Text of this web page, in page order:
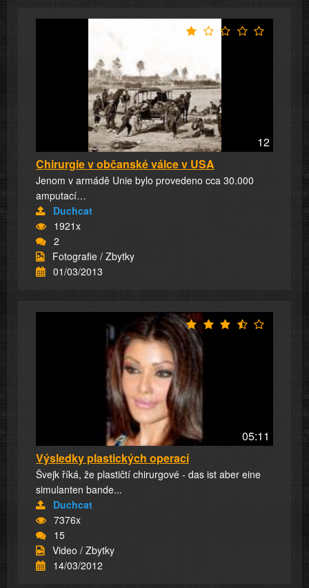
12
Chirurgie v občanské válce v USA
Jenom v armádě Unie bylo provedeno cca 30.000
amputací…
Duchcat
1921x
2
Fotografie / Zbytky
01/03/2013
05:11
Výsledky plastických operací
Švejk říká, že plastičtí chirurgové - das ist aber eine
simulanten bande...
Duchcat
7376x
15
Video / Zbytky
14/03/2012